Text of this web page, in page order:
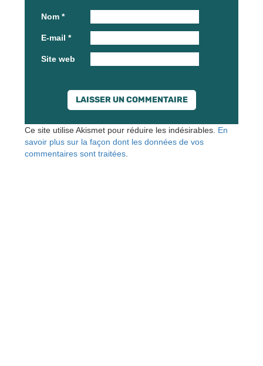
Nom *
E-mail *
Site web
Ce site utilise Akismet pour réduire les indésirables. En
savoir plus sur la façon dont les données de vos
commentaires sont traitées